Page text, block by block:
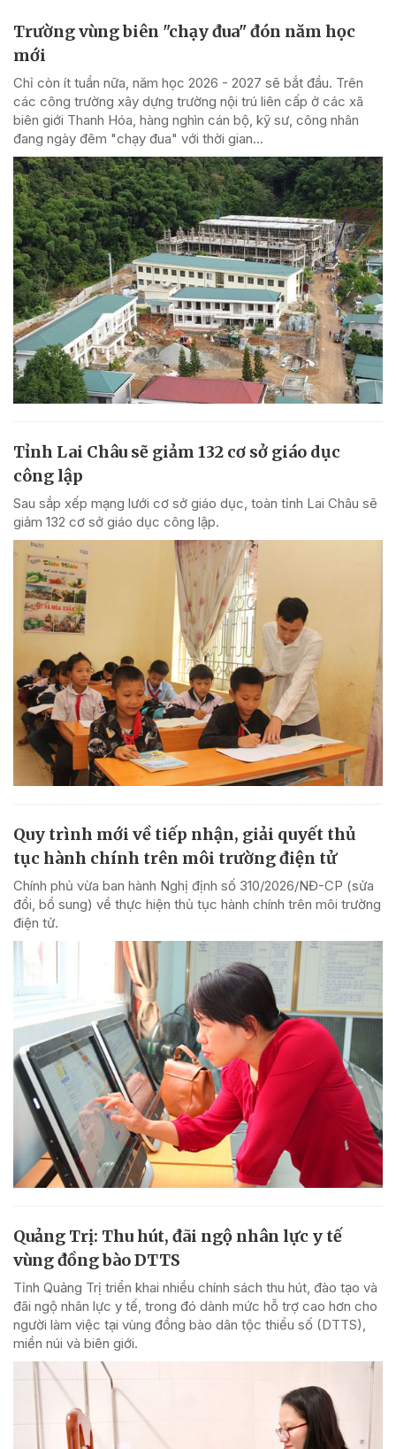
Trường vùng biên "chạy đua" đón năm học
mới
Chỉ còn ít tuần nữa, năm học 2026 - 2027 sẽ bắt đầu. Trên
các công trường xây dựng trường nội trú liên cấp ở các xã
biên giới Thanh Hóa, hàng nghìn cán bộ, kỹ sư, công nhân
đang ngày đêm "chạy đua" với thời gian...
Tỉnh Lai Châu sẽ giảm 132 cơ sở giáo dục
công lập
Sau sắp xếp mạng lưới cơ sở giáo dục, toàn tỉnh Lai Châu sẽ
giảm 132 cơ sở giáo dục công lập.
Quy trình mới về tiếp nhận, giải quyết thủ
tục hành chính trên môi trường điện tử
Chính phủ vừa ban hành Nghị định số 310/2026/NĐ-CP (sửa
đổi, bổ sung) về thực hiện thủ tục hành chính trên môi trường
điện tử.
Quảng Trị: Thu hút, đãi ngộ nhân lực y tế
vùng đồng bào DTTS
Tỉnh Quảng Trị triển khai nhiều chính sách thu hút, đào tạo và
đãi ngộ nhân lực y tế, trong đó dành mức hỗ trợ cao hơn cho
người làm việc tại vùng đồng bào dân tộc thiểu số (DTTS),
miền núi và biên giới.